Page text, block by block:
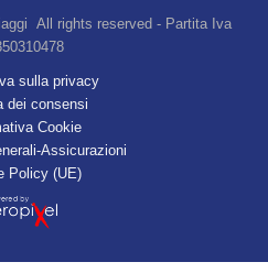
All rights reserved - Partita Iva
sulla privacy
dei consensi
Cookie
Assicurazioni
Policy (UE)